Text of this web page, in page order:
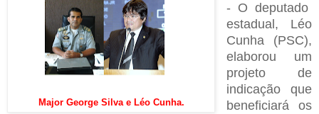
Major George Silva e Léo Cunha.
- O deputado
estadual, Léo
Cunha (PSC),
elaborou um
projeto de
indicação que
beneficiará os